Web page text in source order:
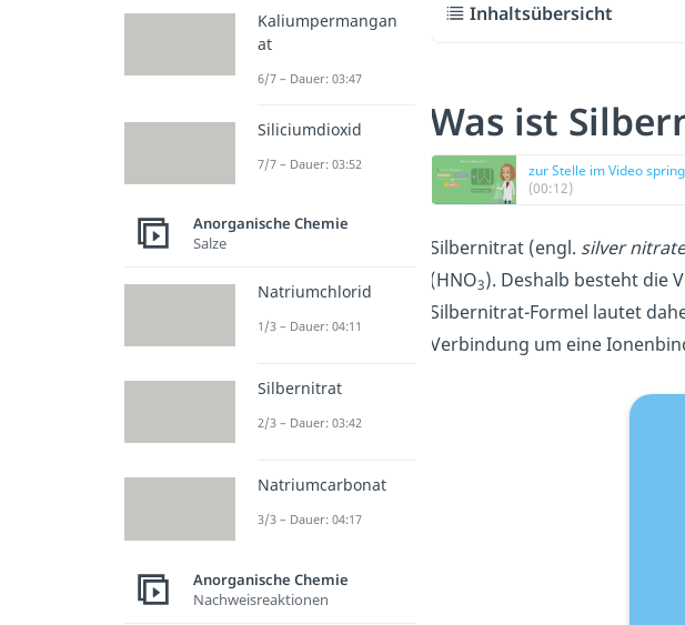
Inhaltsübersicht
Was ist
zur Stelle im Video
(00:12)
Silbernitrat (engl. silver nitrate
(HNO3). Deshalb besteht die
Silbernitrat-Formel lautet
Verbindung um eine
Kaliumpermangan
at
6/7 – Dauer: 03:47
Siliciumdioxid
7/7 – Dauer: 03:52
Anorganische Chemie
Salze
Natriumchlorid
1/3 – Dauer: 04:11
Silbernitrat
2/3 – Dauer: 03:42
Natriumcarbonat
3/3 – Dauer: 04:17
Anorganische Chemie
Nachweisreaktionen